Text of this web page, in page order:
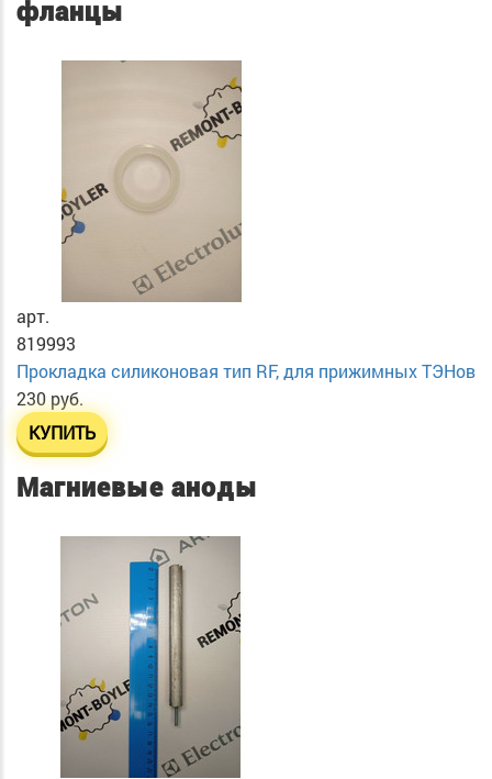
фланцы
арт.
819993
Прокладка силиконовая тип RF, для прижимных ТЭНов
230 руб.
КУПИТЬ
Магниевые аноды